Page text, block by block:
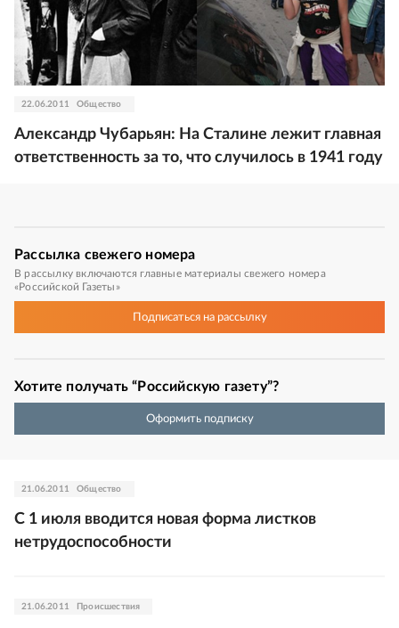
22.06.2011 Общество
Александр Чубарьян: На Сталине лежит главная
ответственность за то, что случилось в 1941 году
Рассылка свежего номера
В рассылку включаются главные материалы свежего номера
«Российской Газеты»
Подписатьсяна рассылку
Хотите получать “Российскую газету”?
Оформить подписку
21.06.2011 Общество
C 1 июля вводится новая форма листков
нетрудоспособности
21.06.2011 Происшествия